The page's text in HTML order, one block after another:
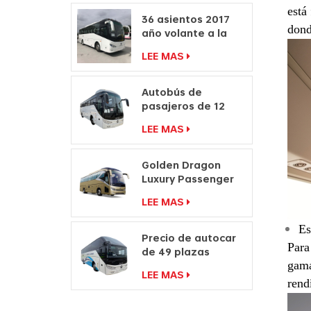
36 asientos 2017
año volante a la
fabricantes de
autocares de
pasajeros
LEE MAS
Autobús de
pasajeros de 12
Precio de autocar
Fabricantes de
autobuses de viaje
LEE MAS
Golden Dragon
Luxury Passenger
Coach Bus
LEE MAS
Precio de autocar
de 49 plazas
con doble
parabrisas a la
LEE MAS